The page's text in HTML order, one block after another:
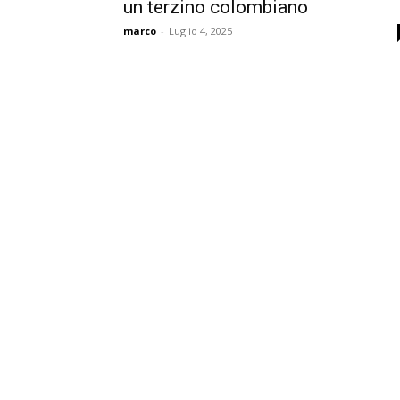
un terzino colombiano
marco - Luglio 4, 2025